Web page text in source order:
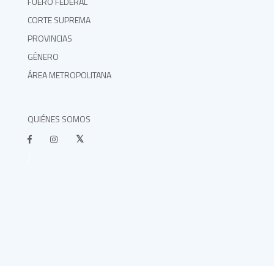
CORTE SUPREMA
PROVINCIAS
GÉNERO
ÁREA METROPOLITANA
QUIÉNES SOMOS